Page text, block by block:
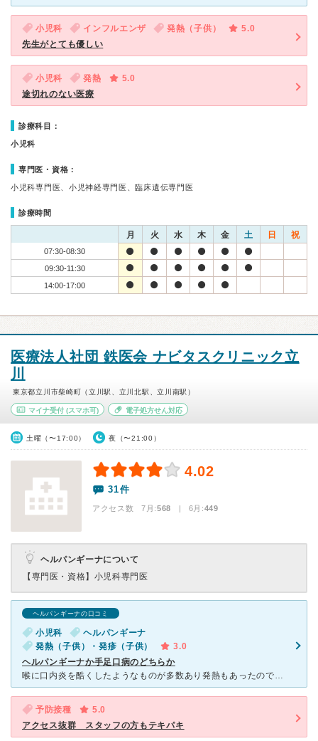
小児科 インフルエンザ 発熱（子供）
5.0
先生がとても優しい
小児科 発熱
5.0
途切れのない医療
診療科目：
小児科
専門医・資格：
小児科専門医、小児神経専門医、臨床遺伝専門医
診療時間
月 火 水 木 金 土 日 祝
07:30-08:30
09:30-11:30
14:00-17:00
医療法人社団 鉄医会 ナビタスクリニック立
川
東京都立川市柴崎町（立川駅、立川北駅、立川南駅）
マイナ受付 (スマホ可) 電子処方せん対応
土曜（〜17:00） 夜（〜21:00）
4.02
31件
アクセス数 7月:568 | 6月:449
ヘルパンギーナについて
【専門医・資格】 小児科専門医
ヘルパンギーナの口コミ
小児科
ヘルパンギーナ
発熱（子供）・発疹（子供）
3.0
ヘルパンギーナか手足口病のどちらか
喉に口内炎を酷くしたようなものが多数あり発熱もあったので受診。いつもの院長先生ではない女性の医師が診てくれました。しかし、ヘルパンギーナのような手足口病のような・・・。どちらかわからない、という診断で
予防接種
5.0
アクセス抜群 スタッフの方もテキパキ